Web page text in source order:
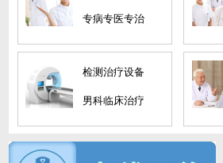
专病专医专治
检测治疗设备
男科临床治疗